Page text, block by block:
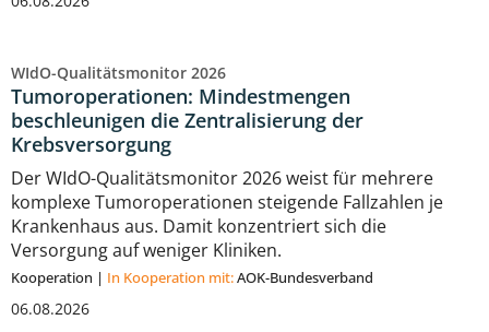
WIdO-Qualitätsmonitor 2026
Tumoroperationen: Mindestmengen
beschleunigen die Zentralisierung der
Krebsversorgung
Der WIdO-Qualitätsmonitor 2026 weist für mehrere
komplexe Tumoroperationen steigende Fallzahlen je
Krankenhaus aus. Damit konzentriert sich die
Versorgung auf weniger Kliniken.
Kooperation | In Kooperation mit:AOK-Bundesverband
06.08.2026